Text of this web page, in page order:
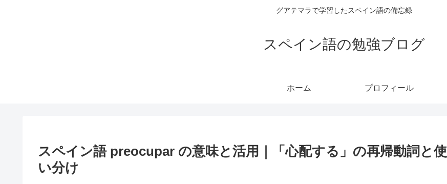
グアテマラで学習したスペイン語の備忘録
スペイン語の勉強ブログ
ホーム プロフィール
スペイン語 preocupar の意味と活用｜「心配する」の再帰動詞と使
い分け